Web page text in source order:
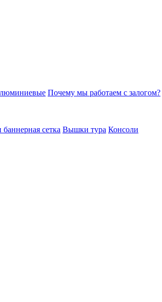
Почему мы работаем с залогом?
сетка Вышки тура Консоли